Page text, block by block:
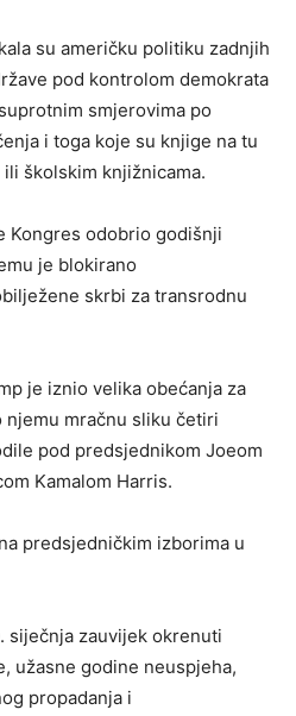
su američku politiku zadnjih
pod kontrolom demokrata
smjerovima po
i toga koje su knjige na tu
školskim knjižnicama.
Kongres odobrio godišnji
je blokirano
skrbi za transrodnu
je iznio velika obećanja za
mračnu sliku četiri
pod predsjednikom Joeom
Kamalom Harris.
predsjedničkim izborima u
siječnja zauvijek okrenuti
užasne godine neuspjeha,
propadanja i